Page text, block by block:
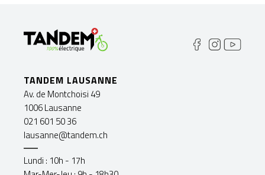
TANDEM LAUSANNE
Av. de Montchoisi 49
1006 Lausanne
021 601 50 36
lausanne@tandem.ch
Lundi : 10h - 17h